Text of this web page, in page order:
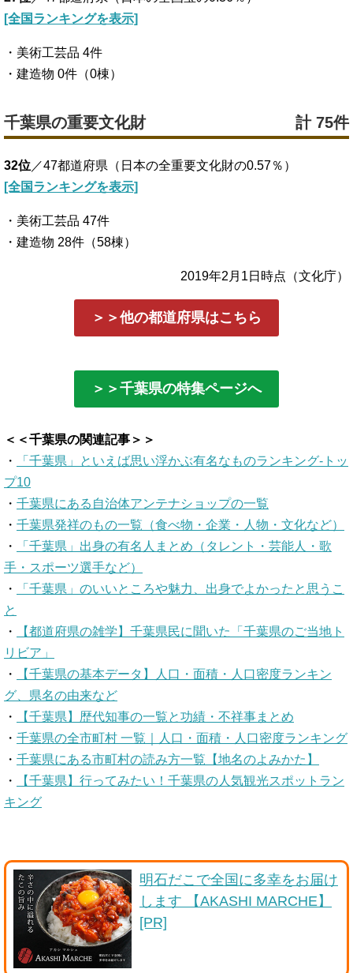
[全国ランキングを表示]
・美術工芸品 4件
・建造物 0件（0棟）
千葉県の重要文化財 計 75件
32位／47都道府県（日本の全重要文化財の0.57％）
[全国ランキングを表示]
・美術工芸品 47件
・建造物 28件（58棟）
2019年2月1日時点（文化庁）
＞＞他の都道府県はこちら
＞＞千葉県の特集ページへ
＜＜千葉県の関連記事＞＞
・
「千葉県」といえば思い浮かぶ有名なものランキング-トッ
プ10
・ 千葉県にある自治体アンテナショップの一覧
・ 千葉県発祥のもの一覧（食べ物・企業・人物・文化など）
・
「千葉県」出身の有名人まとめ（タレント・芸能人・歌
手・スポーツ選手など）
・
「千葉県」のいいところや魅力、出身でよかったと思うこ
と
・
【都道府県の雑学】千葉県民に聞いた「千葉県のご当地ト
リビア」
・
【千葉県の基本データ】人口・面積・人口密度ランキン
グ、県名の由来など
・
【千葉県】歴代知事の一覧と功績・不祥事まとめ
・ 千葉県の全市町村 一覧｜人口・面積・人口密度ランキング
・ 千葉県にある市町村の読み方一覧【地名のよみかた】
・
【千葉県】行ってみたい！千葉県の人気観光スポットラン
キング
明石だこで全国に多幸をお届け
します 【AKASHI MARCHE】
[PR]